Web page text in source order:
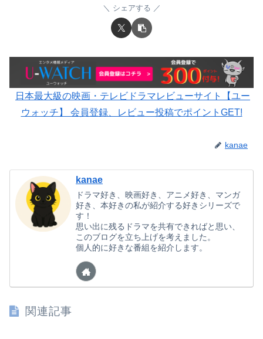
シェアする
日本最大級の映画・テレビドラマレビューサイト【ユー
ウォッチ】 会員登録、レビュー投稿でポイントGET!
kanae
kanae
ドラマ好き、映画好き、アニメ好き、マンガ
好き、本好きの私が紹介する好きシリーズで
す！
思い出に残るドラマを共有できればと思い、
このブログを立ち上げを考えました。
個人的に好きな番組を紹介します。
関連記事